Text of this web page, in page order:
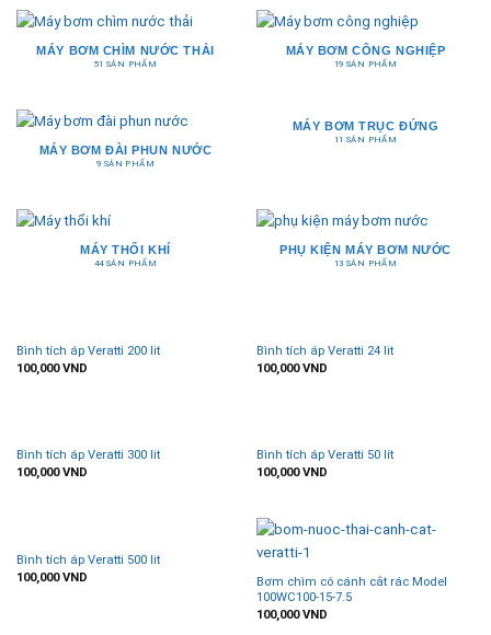
MÁY BƠM CHÌM NƯỚC THẢI
51 SẢN PHẨM
MÁY BƠM CÔNG NGHIỆP
19 SẢN PHẨM
MÁY BƠM ĐÀI PHUN NƯỚC
9 SẢN PHẨM
MÁY BƠM TRỤC ĐỨNG
11 SẢN PHẨM
MÁY THỔI KHÍ
44 SẢN PHẨM
PHỤ KIỆN MÁY BƠM NƯỚC
13 SẢN PHẨM
Bình tích áp Veratti 200 lit
100,000VND
Bình tích áp Veratti 24 lit
100,000VND
Bình tích áp Veratti 300 lit
100,000VND
Bình tích áp Veratti 50 lít
100,000VND
Bình tích áp Veratti 500 lit
100,000VND
Bơm chìm có cánh cắt rác Model
100WC100-15-7.5
100,000VND